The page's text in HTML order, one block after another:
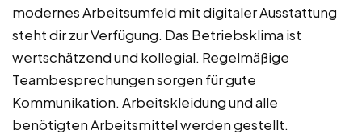
modernes Arbeitsumfeld mit digitaler Ausstattung
steht dir zur Verfügung. Das Betriebsklima ist
wertschätzend und kollegial. Regelmäßige
Teambesprechungen sorgen für gute
Kommunikation. Arbeitskleidung und alle
benötigten Arbeitsmittel werden gestellt.